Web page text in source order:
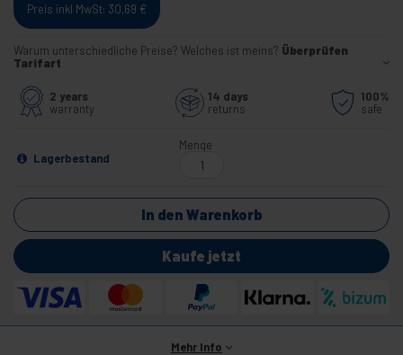
Preis inkl MwSt: 30,69 €
Warum unterschiedliche Preise? Welches ist meins? Überprüfen
Tarifart
2 years
warranty
14 days
returns
100%
safe
Lagerbestand
Menge
In den Warenkorb
Kaufe jetzt
Mehr Info